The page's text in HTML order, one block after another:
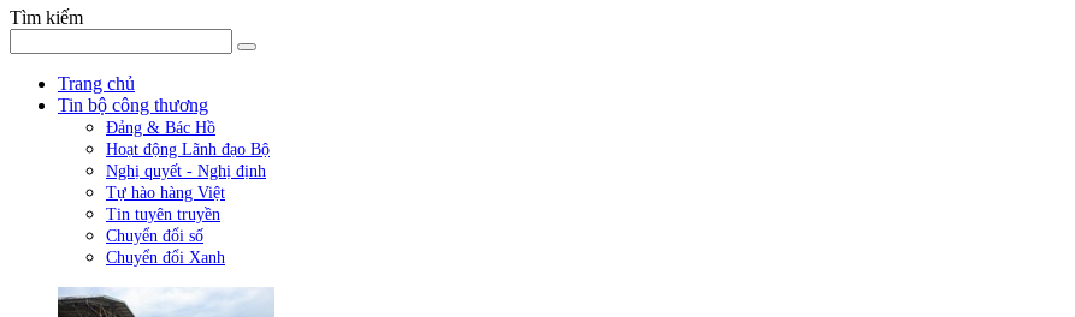
Tìm kiếm
Trang chủ
Tin bộ công thương
Đảng & Bác Hồ
Hoạt động Lãnh đạo Bộ
Nghị quyết - Nghị định
Tự hào hàng Việt
Tin tuyên truyền
Chuyển đổi số
Chuyển đổi Xanh